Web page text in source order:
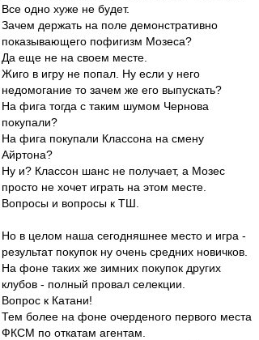
Все одно хуже не будет.
Зачем держать на поле демонстративно
показывающего пофигизм Мозеса?
Да еще не на своем месте.
Жиго в игру не попал. Ну если у него
недомогание то зачем же его выпускать?
На фига тогда с таким шумом Чернова
покупали?
На фига покупали Классона на смену
Айртона?
Ну и? Классон шанс не получает, а Мозес
просто не хочет играть на этом месте.
Вопросы и вопросы к ТШ.
Но в целом наша сегодняшнее место и игра -
результат покупок ну очень средних новичков.
На фоне таких же зимних покупок других
клубов - полный провал селекции.
Вопрос к Катани!
Тем более на фоне очерденого первого места
ФКСМ по откатам агентам.